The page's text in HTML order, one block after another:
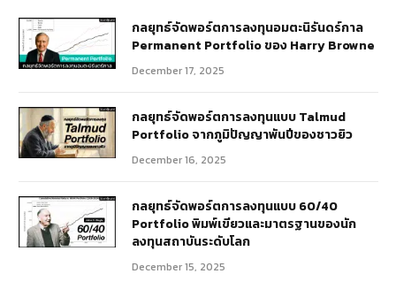
กลยุทธ์​จัดพอร์ตการลงทุนอมตะนิรันดร์กาล
Permanent Portfolio ของ Harry Browne
December 17, 2025
กลยุทธ์จัดพอร์ตการลงทุนแบบ Talmud
Portfolio จากภูมิปัญญาพันปีของชาวยิว
December 16, 2025
กลยุทธ์จัดพอร์ตการลงทุนแบบ 60/40
Portfolio พิมพ์เขียวและมาตรฐานของนัก
ลงทุนสถาบันระดับโลก
December 15, 2025